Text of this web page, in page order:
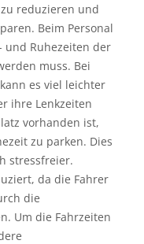
reduzieren und
Beim Personal
und Ruhezeiten der
muss. Bei
es viel leichter
ihre Lenkzeiten
vorhanden ist,
zu parken. Dies
stressfreier.
da die Fahrer
die
Um die Fahrzeiten